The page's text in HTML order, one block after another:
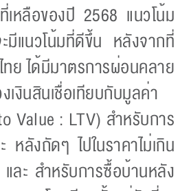
เหลือของปี 2568 แนวโน้ม
แนวโน้มที่ดีขึ้น หลังจากที่
ทย ได้มีมาตรการผ่อนคลาย
งินสินเชื่อเทียบกับมูลค่า
Value : LTV) สำหรับการ
ลังถัดๆ ไปในราคาไม่เกิน
ละ สำหรับการซื้อบ้านหลัง